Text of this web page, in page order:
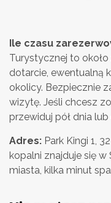
Ile czasu
Turystycznej to
dotarcie, ewentualną
okolicy. Bezpiecznie
wizytę. Jeśli chcesz
przewiduj pół dnia lub
Adres: Park Kingi 1,
kopalni znajduje się w
miasta, kilka minut